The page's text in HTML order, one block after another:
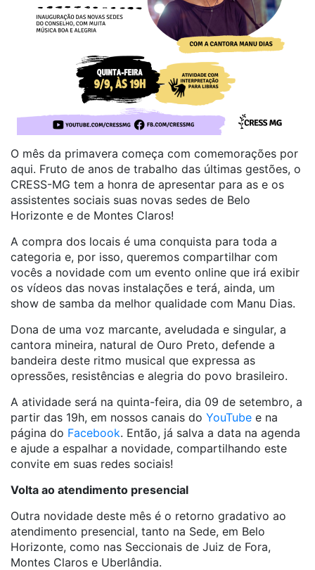
O mês da primavera começa com comemorações por
aqui. Fruto de anos de trabalho das últimas gestões, o
CRESS-MG tem a honra de apresentar para as e os
assistentes sociais suas novas sedes de Belo
Horizonte e de Montes Claros!
A compra dos locais é uma conquista para toda a
categoria e, por isso, queremos compartilhar com
vocês a novidade com um evento online que irá exibir
os vídeos das novas instalações e terá, ainda, um
show de samba da melhor qualidade com Manu Dias.
Dona de uma voz marcante, aveludada e singular, a
cantora mineira, natural de Ouro Preto, defende a
bandeira deste ritmo musical que expressa as
opressões, resistências e alegria do povo brasileiro.
A atividade será na quinta-feira, dia 09 de setembro, a
partir das 19h, em nossos canais do YouTube e na
página do Facebook. Então, já salva a data na agenda
e ajude a espalhar a novidade, compartilhando este
convite em suas redes sociais!
Volta ao atendimento presencial
Outra novidade deste mês é o retorno gradativo ao
atendimento presencial, tanto na Sede, em Belo
Horizonte, como nas Seccionais de Juiz de Fora,
Montes Claros e Uberlândia.